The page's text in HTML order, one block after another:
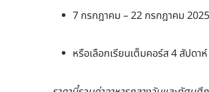
7 กรกฎาคม – 22 กรกฎาคม 2025
หรือเลือกเรียนเต็มคอร์ส 4 สัปด